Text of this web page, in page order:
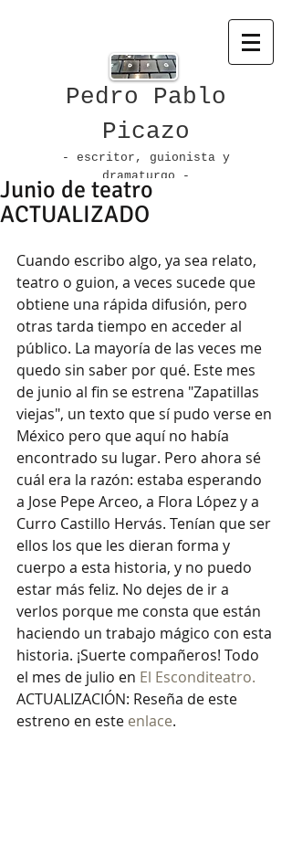
Pedro Pablo
Picazo
- escritor, guionista y
dramaturgo -
Junio de teatro
ACTUALIZADO
Cuando escribo algo, ya sea relato,
teatro o guion, a veces sucede que
obtiene una rápida difusión, pero
otras tarda tiempo en acceder al
público. La mayoría de las veces me
quedo sin saber por qué. Este mes
de junio al fin se estrena "Zapatillas
viejas", un texto que sí pudo verse en
México pero que aquí no había
encontrado su lugar. Pero ahora sé
cuál era la razón: estaba esperando
a Jose Pepe Arceo, a Flora López y a
Curro Castillo Hervás. Tenían que ser
ellos los que les dieran forma y
cuerpo a esta historia, y no puedo
estar más feliz. No dejes de ir a
verlos porque me consta que están
haciendo un trabajo mágico con esta
historia. ¡Suerte compañeros! Todo
el mes de julio en El Esconditeatro.
ACTUALIZACIÓN: Reseña de este
estreno en este enlace.